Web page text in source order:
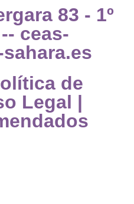
83 - 1º
ceas-
de
Legal |